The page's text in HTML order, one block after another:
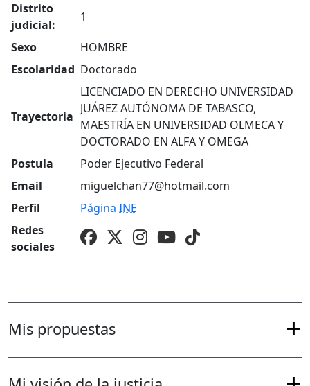
Distrito
judicial:
1
Sexo
HOMBRE
Escolaridad Doctorado
Trayectoria
LICENCIADO EN DERECHO UNIVERSIDAD
JUÁREZ AUTÓNOMA DE TABASCO,
MAESTRÍA EN UNIVERSIDAD OLMECA Y
DOCTORADO EN ALFA Y OMEGA
Postula
Poder Ejecutivo Federal
Email
miguelchan77@hotmail.com
Perfil
Página INE
Redes
sociales
Mis propuestas